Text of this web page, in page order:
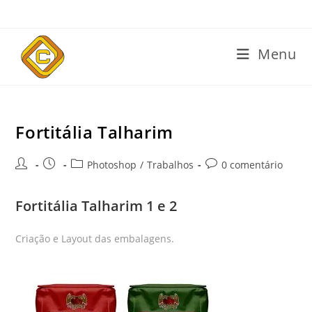
Menu
Fortitália Talharim
Photoshop / Trabalhos 0 comentário
Fortitália Talharim 1 e 2
Criação e Layout das embalagens.